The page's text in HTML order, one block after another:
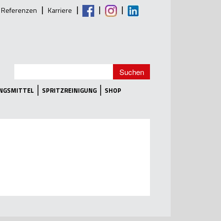
Referenzen Karriere
SPRITZREINIGUNG SHOP